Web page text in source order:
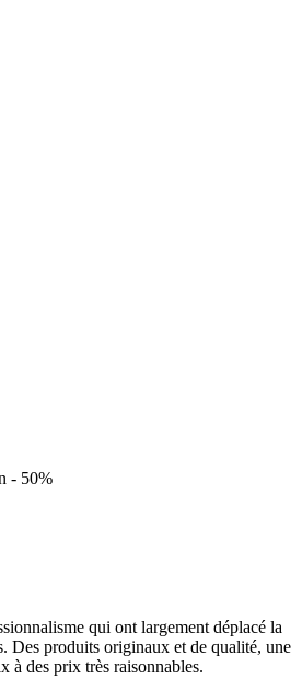
- 50%
qui ont largement déplacé la
Des produits originaux et de qualité, une
à des prix très raisonnables.